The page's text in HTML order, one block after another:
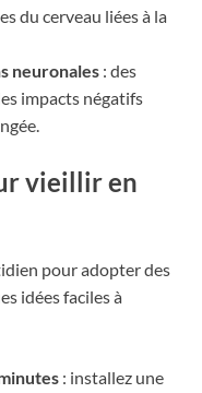
du cerveau liées à la
neuronales : des
impacts négatifs
vieillir en
pour adopter des
idées faciles à
: installez une